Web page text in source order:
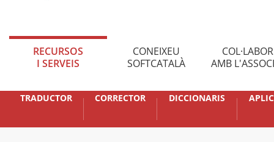
RECURSOS
I SERVEIS
CONEIXEU
SOFTCATALÀ
AMB
TRADUCTOR CORRECTOR DICCIONARIS